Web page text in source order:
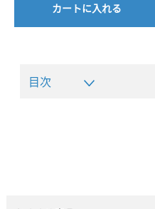
カートに入れる
目次